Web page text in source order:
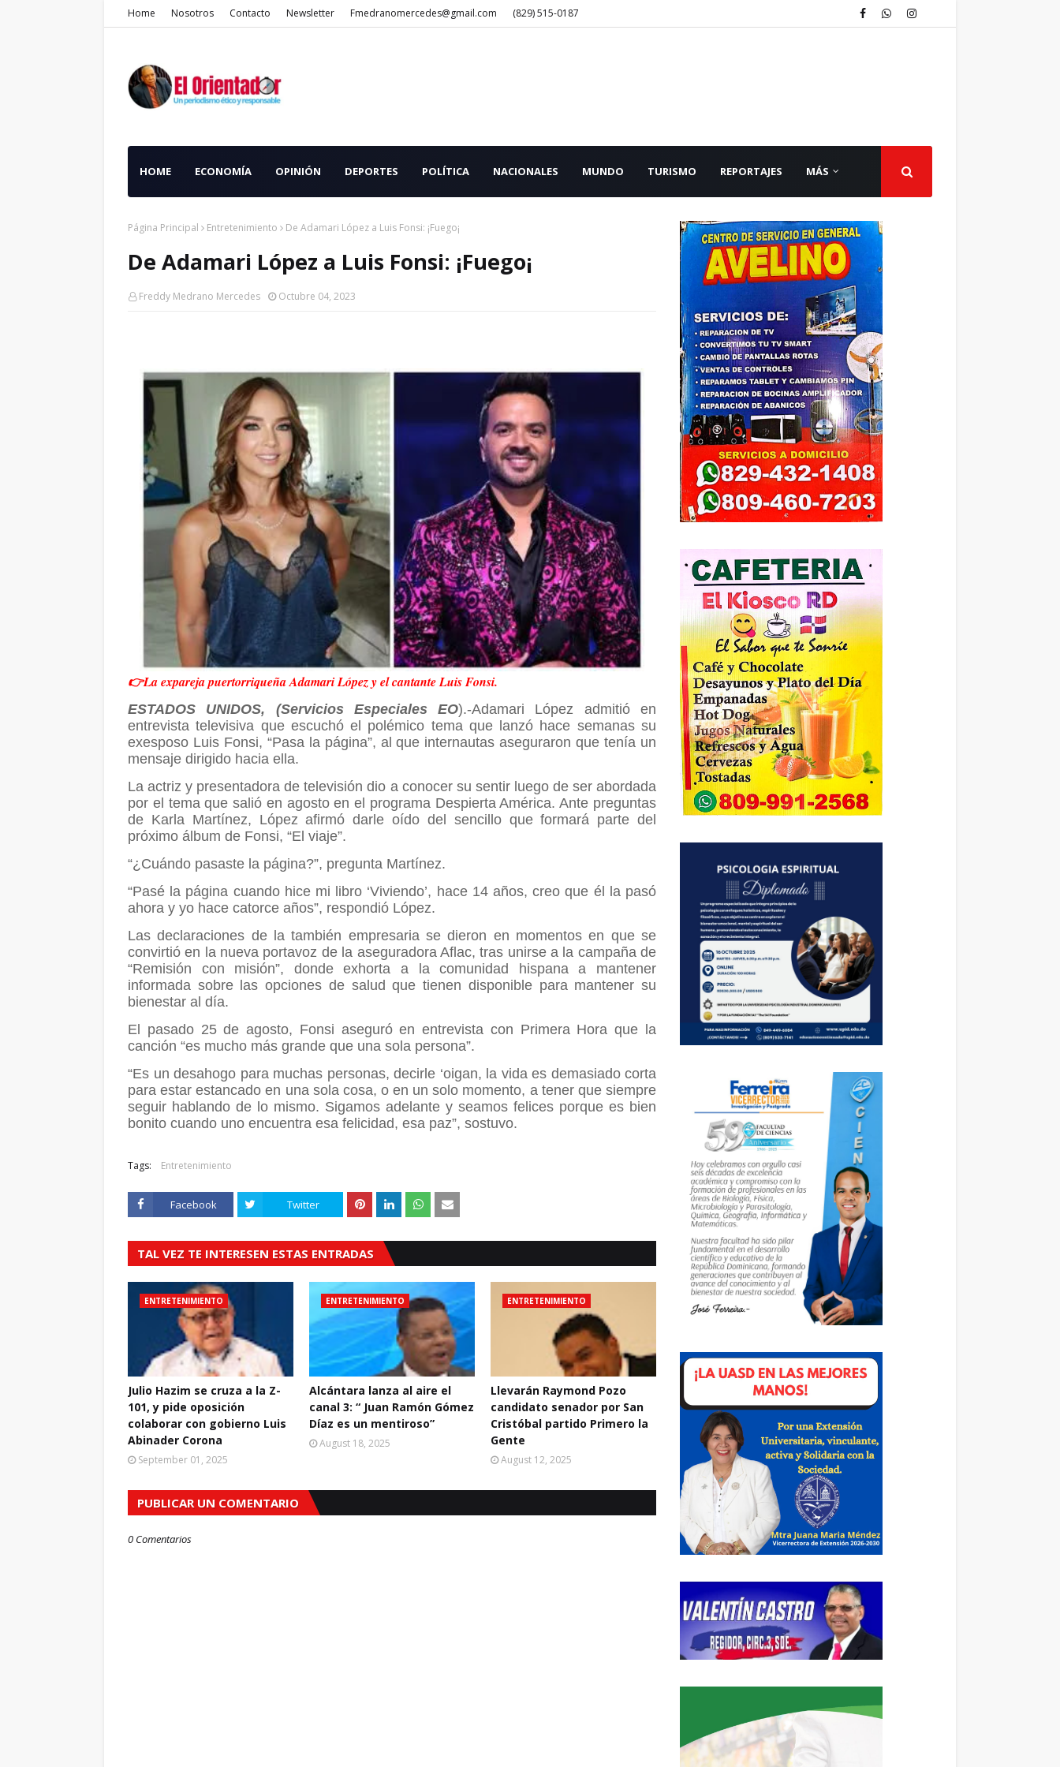
Home Nosotros Contacto Newsletter Fmedranomercedes@gmail.com (829) 515-0187
HOME ECONOMÍA OPINIÓN DEPORTES POLÍTICA NACIONALES MUNDO TURISMO REPORTAJES MÁS
Página Principal Entretenimiento De Adamari López a Luis Fonsi: ¡Fuego¡
De Adamari López a Luis Fonsi: ¡Fuego¡
Freddy Medrano Mercedes Octubre 04, 2023
👉La expareja puertorriqueña Adamari López y el cantante Luis Fonsi.
ESTADOS UNIDOS, (Servicios Especiales EO).-Adamari López admitió en
entrevista televisiva que escuchó el polémico tema que lanzó hace semanas su
exesposo Luis Fonsi, “Pasa la página”, al que internautas aseguraron que tenía un
mensaje dirigido hacia ella.
La actriz y presentadora de televisión dio a conocer su sentir luego de ser abordada
por el tema que salió en agosto en el programa Despierta América. Ante preguntas
de Karla Martínez, López afirmó darle oído del sencillo que formará parte del
próximo álbum de Fonsi, “El viaje”.
“¿Cuándo pasaste la página?”, pregunta Martínez.
“Pasé la página cuando hice mi libro ‘Viviendo’, hace 14 años, creo que él la pasó
ahora y yo hace catorce años”, respondió López.
Las declaraciones de la también empresaria se dieron en momentos en que se
convirtió en la nueva portavoz de la aseguradora Aflac, tras unirse a la campaña de
“Remisión con misión”, donde exhorta a la comunidad hispana a mantener
informada sobre las opciones de salud que tienen disponible para mantener su
bienestar al día.
El pasado 25 de agosto, Fonsi aseguró en entrevista con Primera Hora que la
canción “es mucho más grande que una sola persona”.
“Es un desahogo para muchas personas, decirle ‘oigan, la vida es demasiado corta
para estar estancado en una sola cosa, o en un solo momento, a tener que siempre
seguir hablando de lo mismo. Sigamos adelante y seamos felices porque es bien
bonito cuando uno encuentra esa felicidad, esa paz”, sostuvo.
Tags: Entretenimiento
Facebook Twitter
TAL VEZ TE INTERESEN ESTAS ENTRADAS
ENTRETENIMIENTO
Julio Hazim se cruza a la Z-
101, y pide oposición
colaborar con gobierno Luis
Abinader Corona
September 01, 2025
ENTRETENIMIENTO
Alcántara lanza al aire el
canal 3: “ Juan Ramón Gómez
Díaz es un mentiroso”
August 18, 2025
ENTRETENIMIENTO
Llevarán Raymond Pozo
candidato senador por San
Cristóbal partido Primero la
Gente
August 12, 2025
PUBLICAR UN COMENTARIO
0 Comentarios